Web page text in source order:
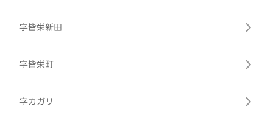
字皆栄新田
字皆栄町
字カガリ